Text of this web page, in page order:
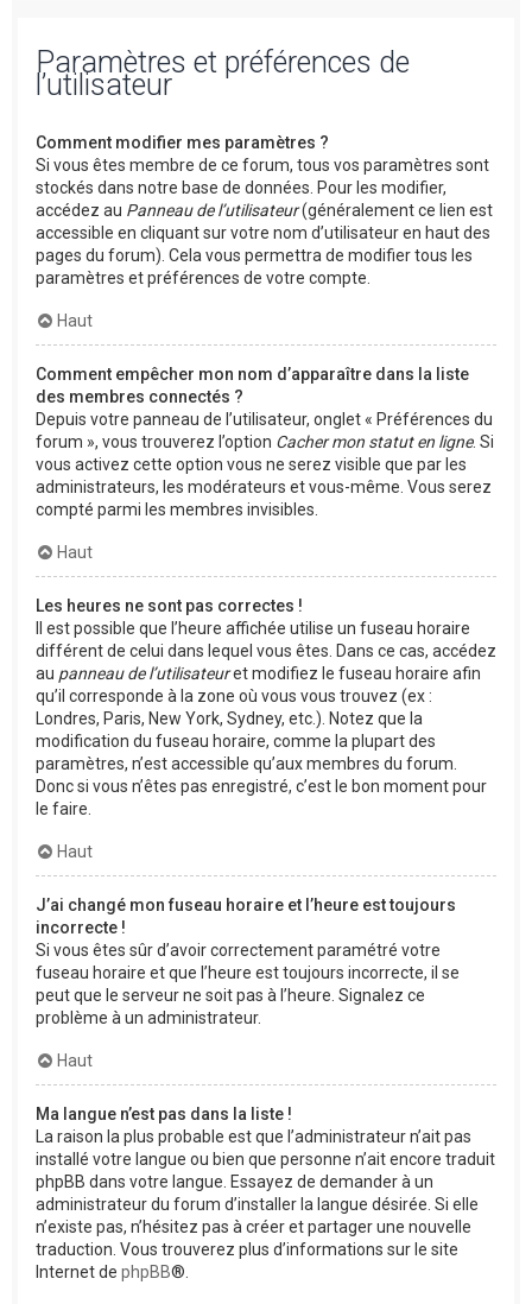
Paramètres et préférences de
l’utilisateur
Comment modifier mes paramètres ?
Si vous êtes membre de ce forum, tous vos paramètres sont
stockés dans notre base de données. Pour les modifier,
accédez au Panneau de l’utilisateur(généralement ce lien est
accessible en cliquant sur votre nom d’utilisateur en haut des
pages du forum). Cela vous permettra de modifier tous les
paramètres et préférences de votre compte.
Haut
Comment empêcher mon nom d’apparaître dans la liste
des membres connectés ?
Depuis votre panneau de l’utilisateur, onglet « Préférences du
forum », vous trouverez l’option Cacher mon statut en ligne. Si
vous activez cette option vous ne serez visible que par les
administrateurs, les modérateurs et vous-même. Vous serez
compté parmi les membres invisibles.
Haut
Les heures ne sont pas correctes !
Il est possible que l’heure affichée utilise un fuseau horaire
différent de celui dans lequel vous êtes. Dans ce cas, accédez
au panneau de l’utilisateuret modifiez le fuseau horaire afin
qu’il corresponde à la zone où vous vous trouvez (ex :
Londres, Paris, New York, Sydney, etc.). Notez que la
modification du fuseau horaire, comme la plupart des
paramètres, n’est accessible qu’aux membres du forum.
Donc si vous n’êtes pas enregistré, c’est le bon moment pour
le faire.
Haut
J’ai changé mon fuseau horaire et l’heure est toujours
incorrecte !
Si vous êtes sûr d’avoir correctement paramétré votre
fuseau horaire et que l’heure est toujours incorrecte, il se
peut que le serveur ne soit pas à l’heure. Signalez ce
problème à un administrateur.
Haut
Ma langue n’est pas dans la liste !
La raison la plus probable est que l’administrateur n’ait pas
installé votre langue ou bien que personne n’ait encore traduit
phpBB dans votre langue. Essayez de demander à un
administrateur du forum d’installer la langue désirée. Si elle
n’existe pas, n’hésitez pas à créer et partager une nouvelle
traduction. Vous trouverez plus d’informations sur le site
Internet de phpBB®.